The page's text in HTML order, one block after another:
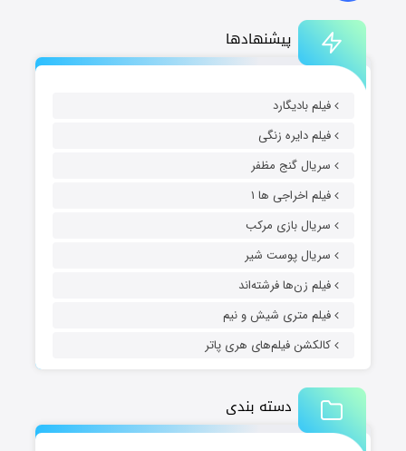
پیشنهادها
فیلم بادیگارد
فیلم دایره زنگی
سریال گنج مظفر
فیلم اخراجی ها ۱
سریال بازی مرکب
سریال پوست شیر
فیلم زن‌ها فرشته‌اند
فیلم متری شیش و نیم
کالکشن فیلم‌های هری پاتر
دسته بندی